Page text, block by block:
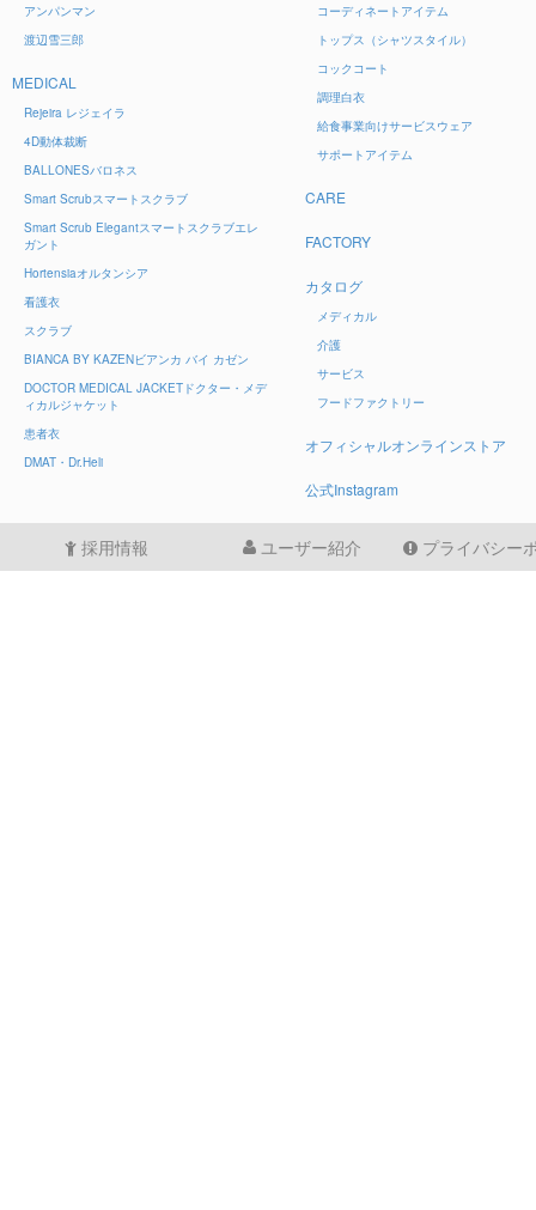
アンパンマン
渡辺雪三郎
MEDICAL
Rejeira レジェイラ
4D動体裁断
BALLONESバロネス
Smart Scrubスマートスクラブ
Smart Scrub Elegantスマートスクラブエレ
ガント
Hortensiaオルタンシア
看護衣
スクラブ
BIANCA BY KAZENビアンカ バイ カゼン
DOCTOR MEDICAL JACKETドクター・メデ
ィカルジャケット
患者衣
DMAT・Dr.Heli
コーディネートアイテム
トップス（シャツスタイル）
コックコート
調理白衣
給食事業向けサービスウェア
サポートアイテム
CARE
FACTORY
カタログ
メディカル
介護
サービス
フードファクトリー
オフィシャルオンラインストア
公式Instagram
採用情報 ユーザー紹介 プライバシー